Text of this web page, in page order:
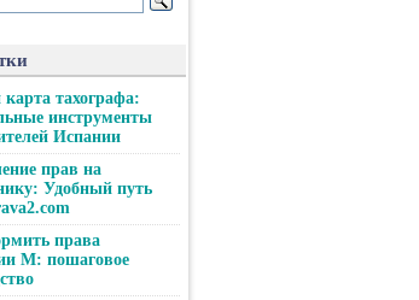
карта тахографа:
инструменты
Испании
прав на
Удобный путь
права
М: пошаговое